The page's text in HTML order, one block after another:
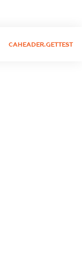
CAHEADER.GETTEST